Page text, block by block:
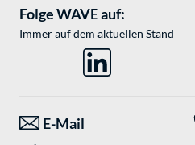
Folge WAVE auf:
Immer auf dem aktuellen Stand
E-Mail